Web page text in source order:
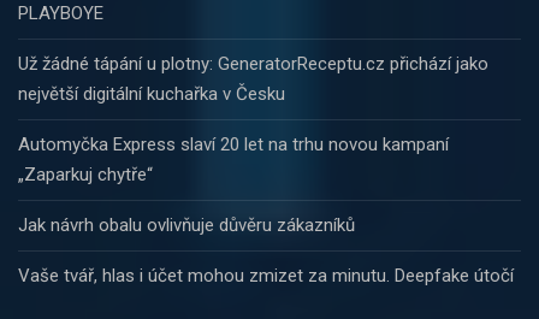
PLAYBOYE
Už žádné tápání u plotny: GeneratorReceptu.cz přichází jako
největší digitální kuchařka v Česku
Automyčka Express slaví 20 let na trhu novou kampaní
„Zaparkuj chytře“
Jak návrh obalu ovlivňuje důvěru zákazníků
Vaše tvář, hlas i účet mohou zmizet za minutu. Deepfake útočí